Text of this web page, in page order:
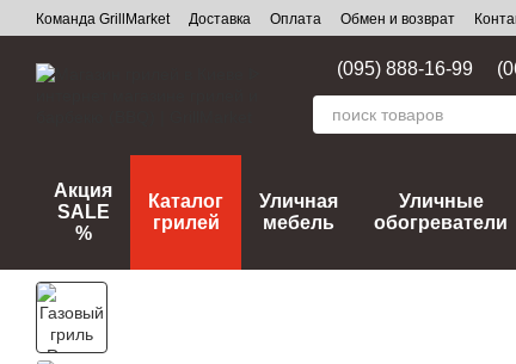
Перейти к основному контенту
Команда GrillMarket Доставка Оплата Обмен и возврат
(095) 888-16-99
Акция
SALE
%
Каталог
грилей
Уличная
мебель
Уличные
обогреватели